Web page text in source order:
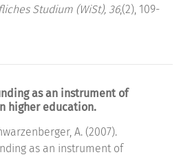
Studium (WiSt), 36,(2), 109-
as an instrument of
higher education.
A. (2007).
as an instrument of